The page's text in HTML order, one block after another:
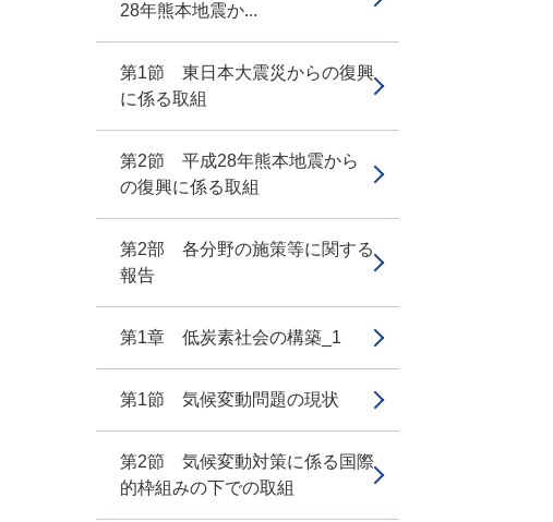
28年熊本地震か...
第1節 東日本大震災からの復興
に係る取組
第2節 平成28年熊本地震から
の復興に係る取組
第2部 各分野の施策等に関する
報告
第1章 低炭素社会の構築_1
第1節 気候変動問題の現状
第2節 気候変動対策に係る国際
的枠組みの下での取組